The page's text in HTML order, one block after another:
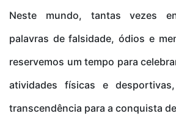
Neste mundo, tantas vezes
palavras de falsidade, ódios e
reservemos um tempo para
atividades físicas e
transcendência para a conquista